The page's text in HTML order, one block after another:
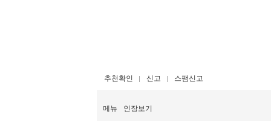
추천확인 신고 스팸신고
메뉴 인장보기